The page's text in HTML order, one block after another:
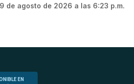
9 de agosto de 2026 a las 6:23 p.m.
EN